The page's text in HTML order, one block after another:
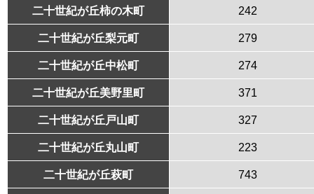
二十世紀が丘柿の木町 242
二十世紀が丘梨元町 279
二十世紀が丘中松町 274
二十世紀が丘美野里町 371
二十世紀が丘戸山町 327
二十世紀が丘丸山町 223
二十世紀が丘萩町 743